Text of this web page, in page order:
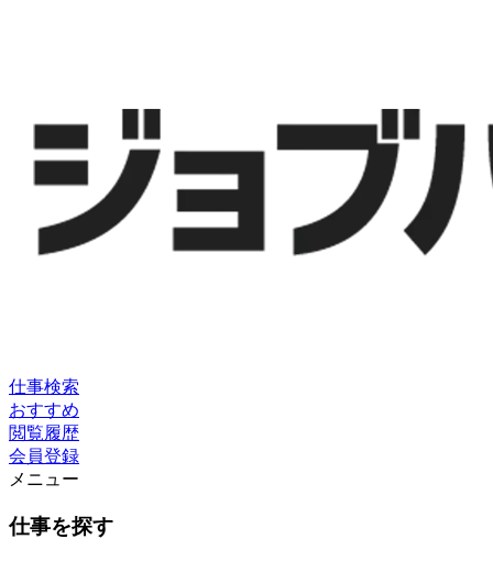
仕事検索
おすすめ
閲覧履歴
会員登録
メニュー
仕事を探す